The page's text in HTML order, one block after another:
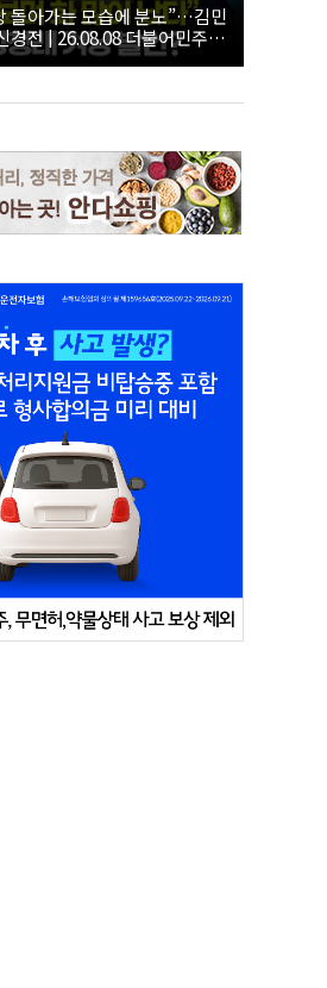
돌아가는 모습에 분노”…김민
경전 | 26.08.08 더불어민주당
후보 제주 합동연설회